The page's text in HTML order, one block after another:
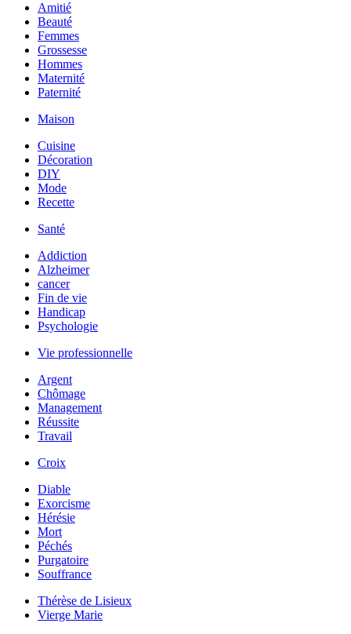
Amitié
Beauté
Femmes
Grossesse
Hommes
Maternité
Paternité
Maison
Cuisine
Décoration
DIY
Mode
Recette
Santé
Addiction
Alzheimer
cancer
Fin de vie
Handicap
Psychologie
Vie professionnelle
Argent
Chômage
Management
Réussite
Travail
Croix
Diable
Exorcisme
Hérésie
Mort
Péchés
Purgatoire
Souffrance
Thérèse de Lisieux
Vierge Marie